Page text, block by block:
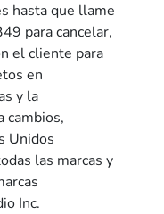
hasta que llame
para cancelar,
el cliente para
en
y la
cambios,
Unidos
las marcas y
Inc.